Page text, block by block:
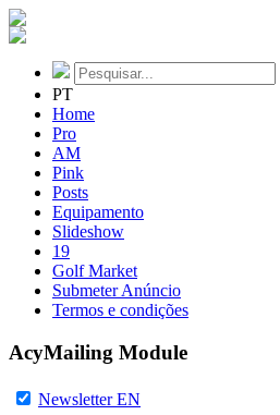
PT
Home
Pro
AM
Pink
Posts
Equipamento
Slideshow
19
Golf Market
Submeter Anúncio
Termos e condições
AcyMailing Module
Newsletter EN